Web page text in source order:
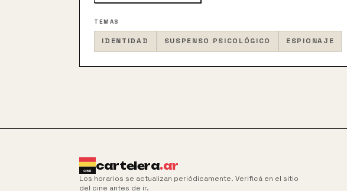
TEMAS
IDENTIDAD SUSPENSO PSICOLÓGICO ESPIONAJE
cartelera.ar
Los horarios se actualizan periódicamente. Verificá en el sitio
del cine antes de ir.